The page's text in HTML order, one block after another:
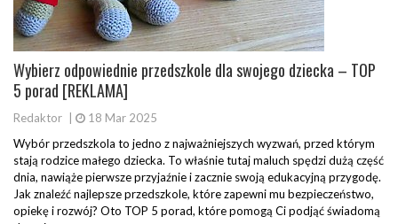
Wybierz odpowiednie przedszkole dla swojego dziecka – TOP
5 porad [REKLAMA]
Redaktor
18 Mar 2025
Wybór przedszkola to jedno z najważniejszych wyzwań, przed którym
stają rodzice małego dziecka. To właśnie tutaj maluch spędzi dużą część
dnia, nawiąże pierwsze przyjaźnie i zacznie swoją edukacyjną przygodę.
Jak znaleźć najlepsze przedszkole, które zapewni mu bezpieczeństwo,
opiekę i rozwój? Oto TOP 5 porad, które pomogą Ci podjąć świadomą